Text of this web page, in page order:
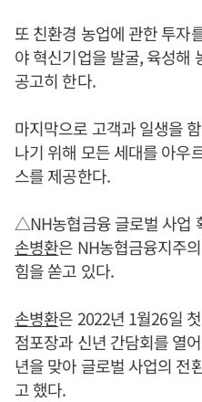
또 친환경 농업에 관한 투자
야 혁신기업을 발굴, 육성해
공고히 한다.
마지막으로 고객과 일생을
나기 위해 모든 세대를 아우
스를 제공한다.
△NH농협금융 글로벌 사업
손병환은 NH농협금융지주
힘을 쏟고 있다.
손병환은 2022년 1월26일
점포장과 신년 간담회를 열
년을 맞아 글로벌 사업의 전
고 했다.